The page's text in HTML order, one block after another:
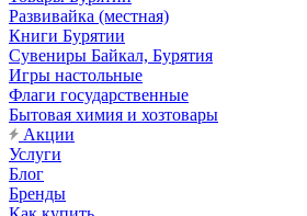
Развивайка (местная)
Книги Бурятии
Сувениры Байкал, Бурятия
Игры настольные
Флаги государственные
Бытовая химия и хозтовары
Акции
Услуги
Блог
Бренды